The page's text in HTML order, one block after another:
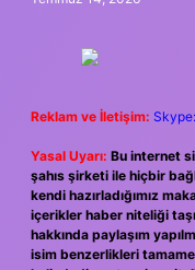
Reklam ve İletişim:
Yasal Uyarı: Bu internet
şahıs şirketi ile hiçbir
kendi hazırladığımız
içerikler haber niteliği
hakkında paylaşım
isim benzerlikleri